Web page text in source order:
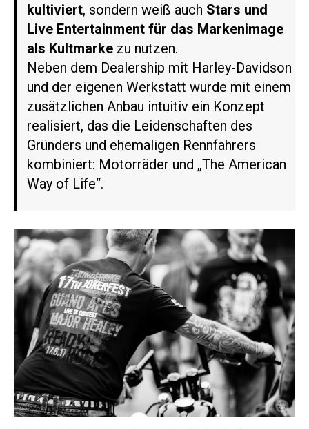
kultiviert, sondern weiß auch Stars und
Live Entertainment für das Markenimage
als Kultmarke zu nutzen.
Neben dem Dealership mit Harley-Davidson
und der eigenen Werkstatt wurde mit einem
zusätzlichen Anbau intuitiv ein Konzept
realisiert, das die Leidenschaften des
Gründers und ehemaligen Rennfahrers
kombiniert: Motorräder und „The American
Way of Life“.